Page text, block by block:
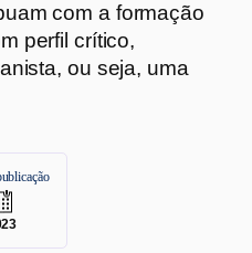
com a formação
perfil crítico,
ou seja, uma